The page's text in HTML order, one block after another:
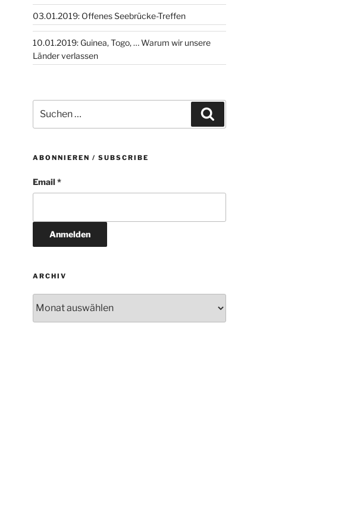
03.01.2019: Offenes Seebrücke-Treffen
10.01.2019: Guinea, Togo, … Warum wir unsere
Länder verlassen
nach:
ABONNIEREN / SUBSCRIBE
Email *
ARCHIV